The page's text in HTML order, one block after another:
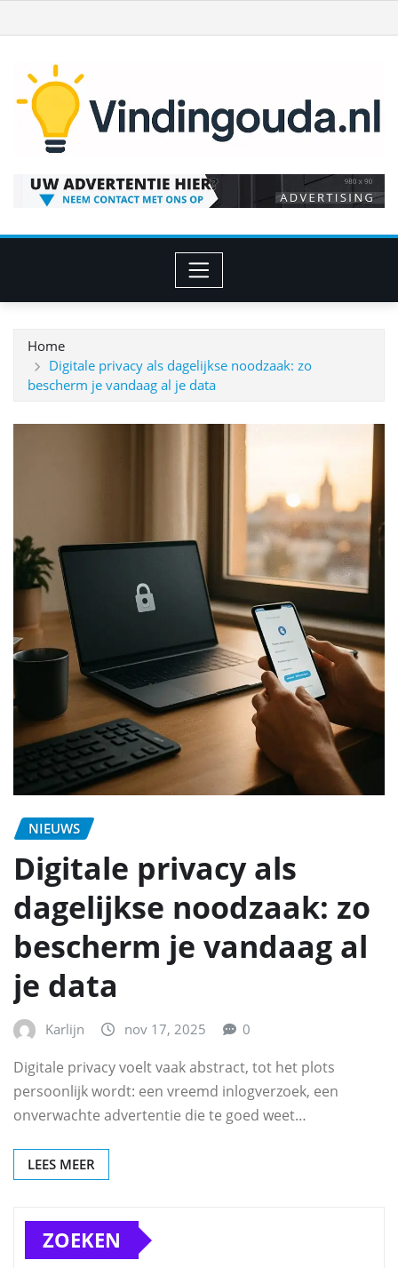
naar
inhoud
Home
Digitale privacy als dagelijkse noodzaak: zo
bescherm je vandaag al je data
NIEUWS
Digitale privacy als
dagelijkse noodzaak: zo
bescherm je vandaag al
je data
Karlijn nov 17, 2025 0
Digitale privacy voelt vaak abstract, tot het plots
persoonlijk wordt: een vreemd inlogverzoek, een
onverwachte advertentie die te goed weet…
LEES MEER
ZOEKEN